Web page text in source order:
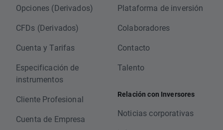
Opciones (Derivados)
CFDs (Derivados)
Cuenta y Tarifas
Especificación de
instrumentos
Cliente Profesional
Cuenta de Empresa
Plataforma de inversión
Colaboradores
Contacto
Talento
Relación con Inversores
Noticias corporativas